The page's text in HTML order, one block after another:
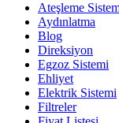
Ateşleme
Aydınlatma
Blog
Direksiyon
Egzoz Sistemi
Ehliyet
Elektrik Sistemi
Filtreler